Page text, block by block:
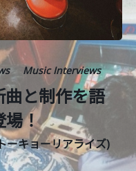
Music Interviews
と制作を語
場！
ーキョーリアライズ)